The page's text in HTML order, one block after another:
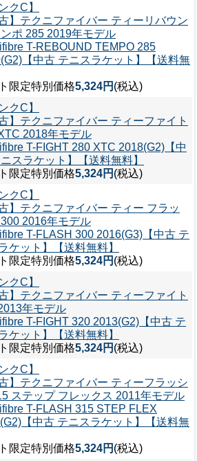
クC】
古】テクニファイバー ティーリバウン
ンポ 285 2019年モデル
T-REBOUND TEMPO 285
【中古 テニスラケット】【送料無
限定特別価格5,324円 (税込)
クC】
古】テクニファイバー ティーファイト
2018年モデル
T-FIGHT 280 XTC 2018(G2)【中
スラケット】【送料無料】
限定特別価格5,324円 (税込)
クC】
古】テクニファイバー ティー フラッ
2016年モデル
T-FLASH 300 2016(G3)【中古 テ
ケット】【送料無料】
限定特別価格5,324円 (税込)
クC】
古】テクニファイバー ティーファイト
年モデル
T-FIGHT 320 2013(G2)【中古 テ
ケット】【送料無料】
限定特別価格5,324円 (税込)
クC】
古】テクニファイバー ティーフラッシ
ステップ フレックス 2011年モデル
T-FLASH 315 STEP FLEX
【中古 テニスラケット】【送料無
限定特別価格5,324円 (税込)